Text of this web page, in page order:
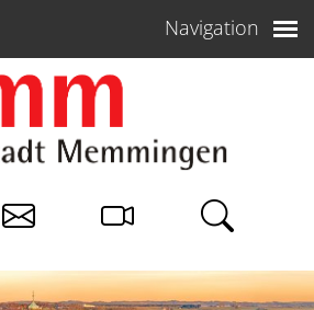
Navigation